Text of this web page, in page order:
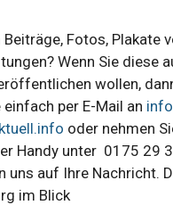
Beiträge, Fotos, Plakate
Wenn Sie diese
wollen,
per E-Mail an
oder nehmen
Handy unter 0175 29
uns auf Ihre Nachricht.
im Blick